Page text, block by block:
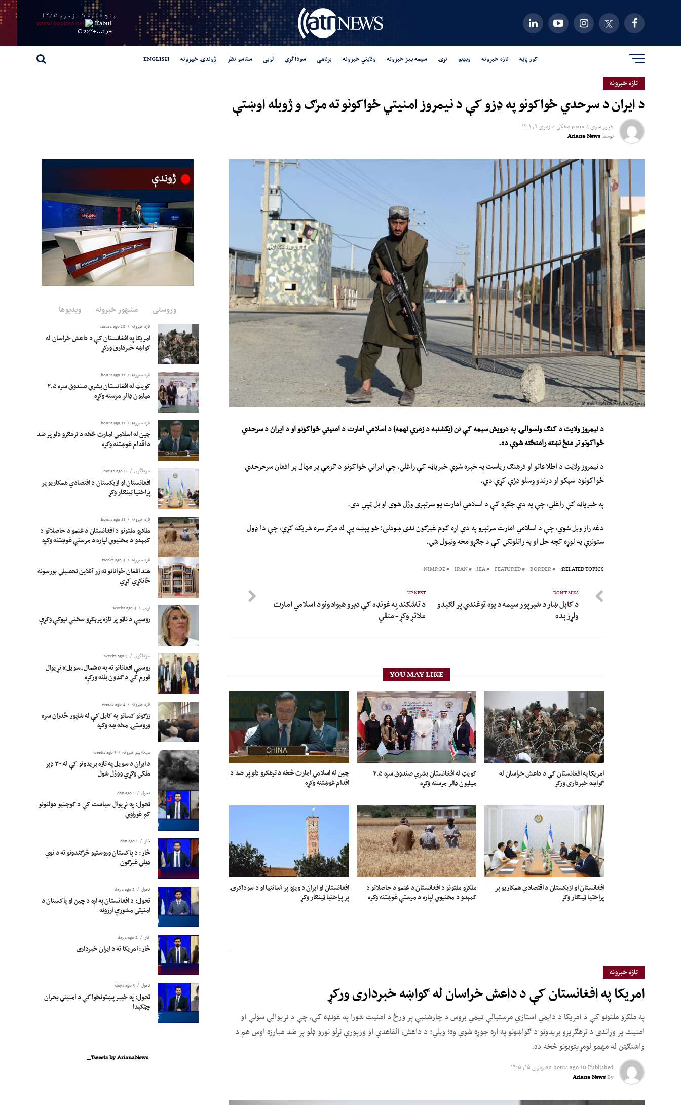
پنج شنبه,۱۵ زمری ۱۴۰۵
Kabul
+
15...
+
22° C
کور پاڼه تازه خبرونه ویډیو نړۍ سیمه ییز خبرونه ولایتي خبرونه برنامې سوداگري لوبی ستاسو نظر ژوندۍ خپرونه ENGLISH
تازه خبرونه
د ایران د سرحدي ځواکونو په ډزو کې د نیمروز امنیتي ځواکونو ته مرګ و ژوبله اوښتې
خپور شوی4 years مخکي د زمری ۹, ۱۴۰۱
توسطAriana News
د نیمروز ولایت د کنګ ولسوالۍ په درویش سیمه کې نن (یکشنبه د زمري نهمه) د اسلامي امارت د امنیتي ځواکونو او د ایران د سرحدي
ځواکونو تر منځ نښته رامنځته شوې ده.
د نيمروز ولايت د اطلاعاتو او فرهنګ رياست په خپره شوې خبرپاڼه کې راغلي، چې ايراني ځواکونو د ګزمې پر مهال پر افغان سرحرحدي
ځواکونود سپکو او درندو وسلو ډزې کړې دي.
په خبرپاڼه کې راغلي، چې په دې جګړه کې د اسلامي امارت یو سرتېری وژل شوی او بل ټپي دی.
دغه راز ویل شوي، چې د اسلامي امارت سرتېرو په دې اړه کوم غبرګون ندی ښودلی؛ خو پېښه یې له مرکز سره شریکه کړې، چې دا ډول
ستونزې په لوړه کچه حل او په راتلونکي کې د جګړو مخه ونیول شي.
RELATED TOPICS:
BORDER
FEATURED
IEA
IRAN
NIMROZ
UP NEXT
د تاشکند په غونډه کې ډېرو هېوادونو د اسلامي امارت
ملاتړ وکړ- متقي
DON'T MISS
د کابل ښار د شېرپور سیمه د یوه توغندي پر لګېدو
ولړزېده
YOU MAY LIKE
امریکا په افغانستان کې د داعش خراسان له
ګواښه خبرداری ورکړ
کویټ له افغانستان بشري صندوق سره ۲.۵
میلیون ډالر مرسته وکړه
چین له اسلامي امارت څخه د ترهګرو ډلو پر ضد د
اقدام غوښتنه وکړه
افغانستان او ازبکستان د اقتصادي همکاریو پر
پراختیا ټینګار وکړ
ملګرو ملتونو د افغانستان د غنمو د حاصلاتو د
کمېدو د مخنیوي لپاره د مرستې غوښتنه وکړه
افغانستان او ایران د ویزو پر آسانتیا او د سوداګرۍ
پر پراختیا ټینګار وکړ
تازه خبرونه
امریکا په افغانستان کې د داعش خراسان له ګواښه خبرداری ورکړ
په ملګرو ملتونو کې د امریکا د دایمي استازي مرستیالې ټیمي بروس د چارشنبې پر ورځ د امنیت شورا په غونډه کې، چې د نړیوالې سولې او
امنیت پر وړاندې د ترهګریزو بریدونو د ګواښونو په اړه جوړه شوې وه؛ ویلي: د داعش، القاعدې او ورپورې تړلو نورو ډلو پر ضد مبارزه اوس هم د
واشنګټن له مهمو لومړیتوبونو څخه ده.
Published
10 hours ago
onزمری ۱۵, ۱۴۰۵
By
Ariana News
وروستی مشهور خبرونه ویدیوها
تازه خبرونه 10 hours ago
امریکا په افغانستان کې د داعش خراسان له
ګواښه خبرداری ورکړ
تازه خبرونه 11 hours ago
کویټ له افغانستان بشري صندوق سره ۲.۵
میلیون ډالر مرسته وکړه
تازه خبرونه 11 hours ago
چین له اسلامي امارت څخه د ترهګرو ډلو پر ضد
د اقدام غوښتنه وکړه
سوداگري 11 hours ago
افغانستان او ازبکستان د اقتصادي همکاریو پر
پراختیا ټینګار وکړ
تازه خبرونه 11 hours ago
ملګرو ملتونو د افغانستان د غنمو د حاصلاتو د
کمېدو د مخنیوي لپاره د مرستې غوښتنه وکړه
تازه خبرونه 4 weeks ago
هند افغان ځوانانو ته زر آنلاین تحصیلي بورسونه
ځانګړي کړي
نړۍ 4 weeks ago
روسیې د ناټو پر تازه پرېکړو سختې نیوکې وکړې
سوداگري 4 weeks ago
روسیې افغانانو ته په «شمال ـ سویل» نړیوال
فورم کې د ګډون بلنه ورکړه
تازه خبرونه 4 weeks ago
زرګونو کسانو په کابل کې له شاپور ځدراڼ سره
وروستۍ مخه ښه وکړه
سیمه ییز خبرونه 3 weeks ago
د ایران د سویل په تازه بریدونو کې له ۳۰ ډېر
ملکي وګړي ووژل شول
تحول 1 day ago
تحول: په نړیوال سیاست کې د کوچنیو دولتونو
کم غوراوي
څار 1 day ago
څار: د پاکستان وروستیو څرګندونو ته د نوي
ډیلي غبرګون
تحول 2 days ago
تحول: د افغانستان په اړه د چین او پاکستان د
امنیتي مشورې ارزونه
څار 2 days ago
څار: امریکا ته د ایران خبرداری
تحول 3 days ago
تحول: په خیبر پښتونخوا کې د امنیتي بحران
چټکېدا
Tweets by ArianaNews_